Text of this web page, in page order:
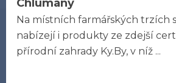
Chlumany
Na místních farmářských trzích
nabízejí i produkty ze zdejší
přírodní zahrady Ky.By, v níž ...